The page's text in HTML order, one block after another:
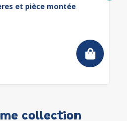
et pièce montée
collection